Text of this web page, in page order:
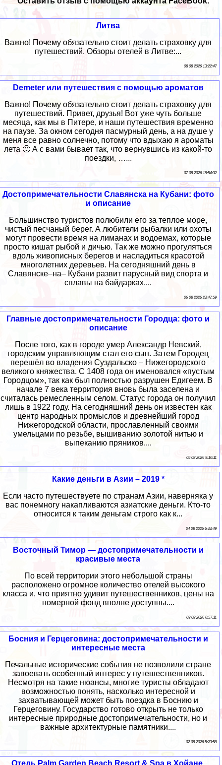
Литва
Важно! Почему обязательно стоит делать страховку для
путешествий. Обзоры отелей в Литве:...
08 08 2026 13:22:47
Demeter или путешествия с помощью ароматов
Важно! Почему обязательно стоит делать страховку для
путешествий. Привет, друзья! Вот уже чуть больше
месяца, как мы в Питере, и наши путешествия временно
на паузе. За окном сегодня пасмурный день, а на душе у
меня все равно солнечно, потому что вдыхаю я ароматы
лета 🙂 А с вами бывает так, что вернувшись из какой-то
поездки, …...
07 08 2026 18:54:32
Достопримечательности Славянска на Кубани: фото
и описание
Большинство туристов полюбили его за теплое море,
чистый песчаный берег. А любители рыбалки или охоты
могут провести время на лиманах и водоемах, которые
просто кишат рыбой и дичью. Так же можно прогуляться
вдоль живописных берегов и насладиться красотой
многолетних деревьев. На сегодняшний день в
Славянске–на– Кубани развит парусный вид спорта и
сплавы на байдарках....
06 08 2026 23:47:59
Главные достопримечательности Городца: фото и
описание
После того, как в городе умер Александр Невский,
городским управляющим стал его сын. Затем Городец
перешёл во владения Суздальско – Нижегородского
великого княжества. С 1408 года он именовался «пустым
Городцом», так как был полностью разрушен Едигеем. В
начале 7 века территория вновь была заселена и
считалась ремесленным селом. Статус города он получил
лишь в 1922 году. На сегодняшний день он известен как
центр народных промыслов и древнейший город
Нижегородской области, прославленный своими
умельцами по резьбе, вышиванию золотой нитью и
выпеканию пряников....
05 08 2026 9:10:11
Какие деньги в Азии – 2019 *
Если часто путешествуете по странам Азии, наверняка у
вас понемногу накапливаются азиатские деньги. Кто-то
относится к таким деньгам строго как к...
04 08 2026 6:33:49
Восточный Тимор — достопримечательности и
красивые места
По всей территории этого небольшой страны
расположено огромное количество отелей высокого
класса и, что приятно удивит путешественников, цены на
номерной фонд вполне доступны....
03 08 2026 0:57:11
Босния и Герцеговина: достопримечательности и
интересные места
Печальные исторические события не позволили стране
завоевать особенный интерес у путешественников.
Несмотря на такие нюансы, многие туристы обладают
возможностью понять, насколько интересной и
захватывающей может быть поездка в Боснию и
Герцеговину. Государство готово открыть не только
интересные природные достопримечательности, но и
важные архитектурные памятники....
02 08 2026 5:23:58